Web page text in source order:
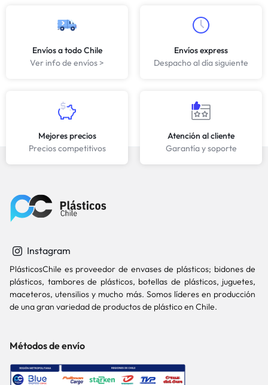
Envíos a todo Chile
Ver info de envíos >
Envíos express
Despacho al día siguiente
Mejores precios
Precios competitivos
Atención al cliente
Garantía y soporte
Instagram
PlásticosChile es proveedor de envases de plásticos; bidones de
plásticos, tambores de plásticos, botellas de plásticos, juguetes,
maceteros, utensilios y mucho más. Somos líderes en producción
de una gran variedad de productos de plástico en Chile.
Métodos de envío